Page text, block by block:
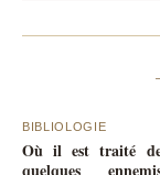
BIBLIOLOGIE
Où il est traité
quelques